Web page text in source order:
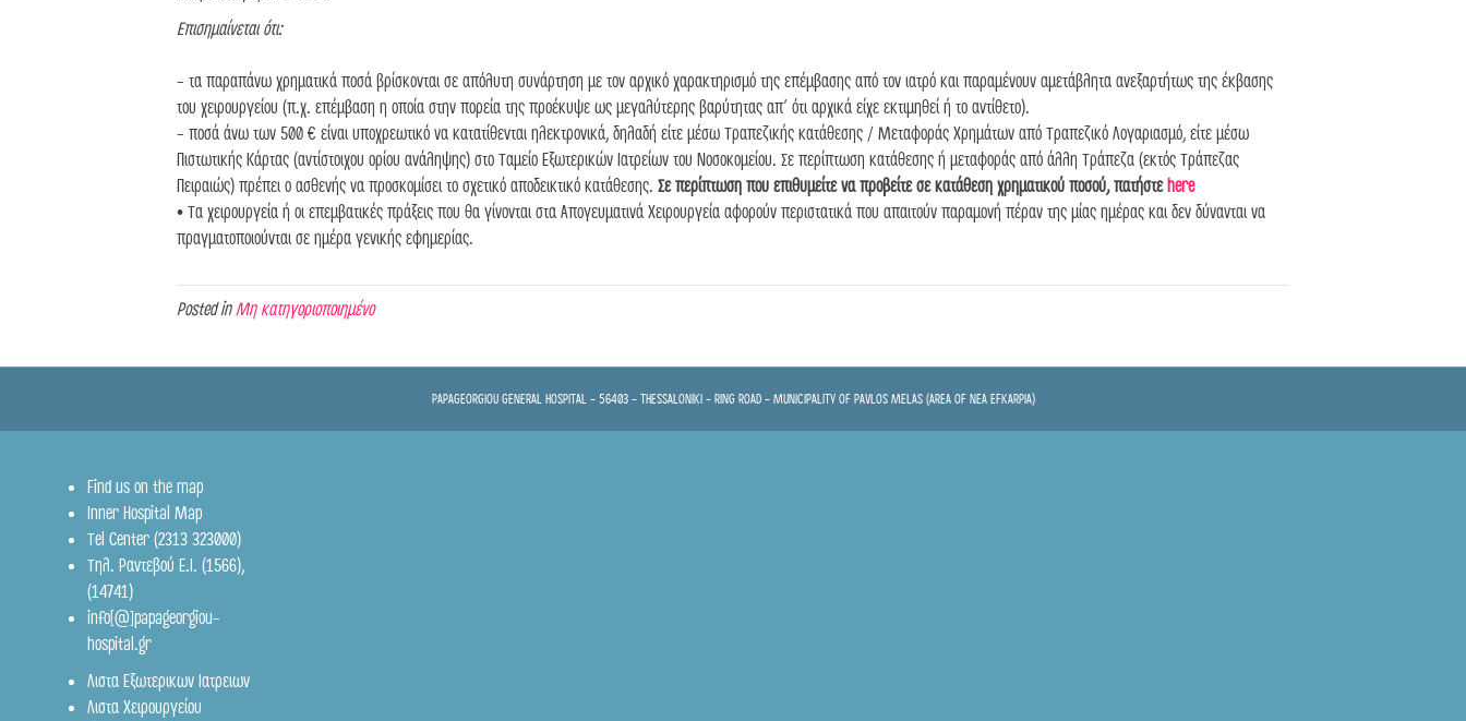
Επισημαίνεται ότι:
- τα παραπάνω χρηματικά ποσά βρίσκονται σε απόλυτη συνάρτηση με τον αρχικό χαρακτηρισμό της επέμβασης από τον ιατρό και παραμένουν αμετάβλητα ανεξαρτήτως της έκβασης
του χειρουργείου (π.χ. επέμβαση η οποία στην πορεία της προέκυψε ως μεγαλύτερης βαρύτητας απ΄ ότι αρχικά είχε εκτιμηθεί ή το αντίθετο).
- ποσά άνω των 500 € είναι υποχρεωτικό να κατατίθενται ηλεκτρονικά, δηλαδή είτε μέσω Τραπεζικής κατάθεσης / Μεταφοράς Χρημάτων από Τραπεζικό Λογαριασμό, είτε μέσω
Πιστωτικής Κάρτας (αντίστοιχου ορίου ανάληψης) στο Ταμείο Εξωτερικών Ιατρείων του Νοσοκομείου. Σε περίπτωση κατάθεσης ή μεταφοράς από άλλη Τράπεζα (εκτός Τράπεζας
Πειραιώς) πρέπει ο ασθενής να προσκομίσει το σχετικό αποδεικτικό κατάθεσης. Σε περίπτωση που επιθυμείτε να προβείτε σε κατάθεση χρηματικού ποσού, πατήστε here
• Τα χειρουργεία ή οι επεμβατικές πράξεις που θα γίνονται στα Απογευματινά Χειρουργεία αφορούν περιστατικά που απαιτούν παραμονή πέραν της μίας ημέρας και δεν δύνανται να
πραγματοποιούνται σε ημέρα γενικής εφημερίας.
Posted inΜη κατηγοριοποιημένο
PAPAGEORGIOU GENERAL HOSPITAL - 56403 - THESSALONIKI - RING ROAD - MUNICIPALITY OF PAVLOS MELAS (AREA OF NEA EFKARPIA)
Find us on the map
Inner Hospital Map
Tel Center (2313 323000)
Τηλ. Ραντεβού Ε.Ι. (1566),
(14741)
info[@]papageorgiou-
hospital.gr
Λιστα Εξωτερικων Ιατρειων
Λιστα Χειρουργείου
● Online